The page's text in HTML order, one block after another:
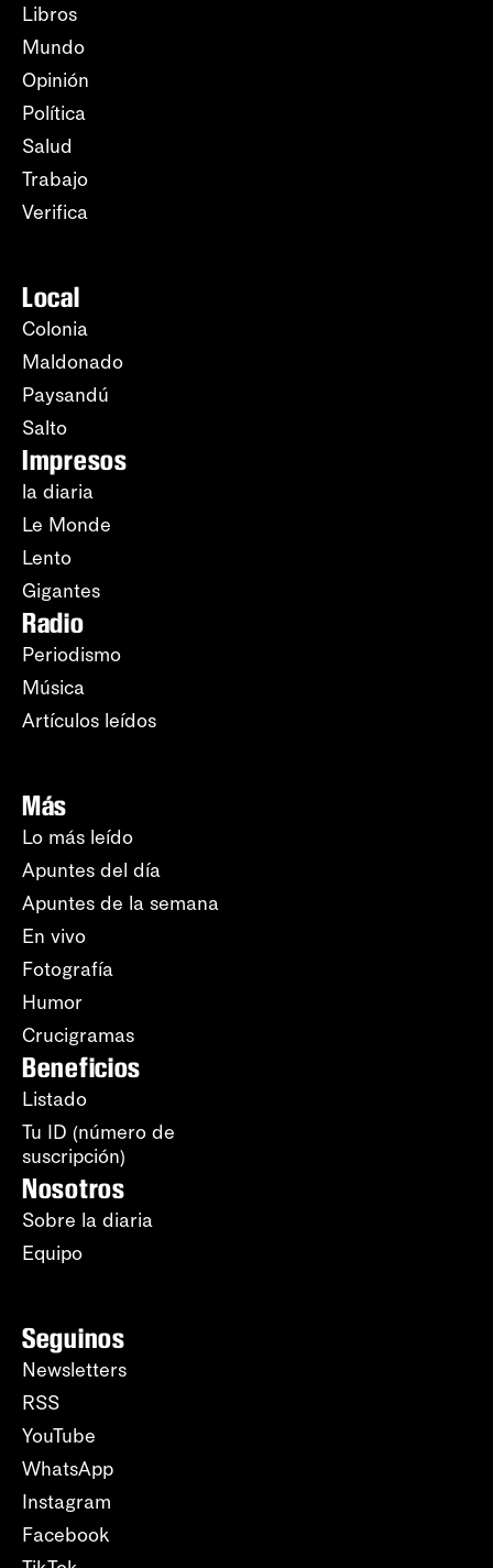
Libros
Mundo
Opinión
Política
Salud
Trabajo
Verifica
Local
Colonia
Maldonado
Paysandú
Salto
Impresos
la diaria
Le Monde
Lento
Gigantes
Radio
Periodismo
Música
Artículos leídos
Más
Lo más leído
Apuntes del día
Apuntes de la semana
En vivo
Fotografía
Humor
Crucigramas
Beneficios
Listado
Tu ID (número de
suscripción)
Nosotros
Sobre la diaria
Equipo
Seguinos
Newsletters
RSS
YouTube
WhatsApp
Instagram
Facebook